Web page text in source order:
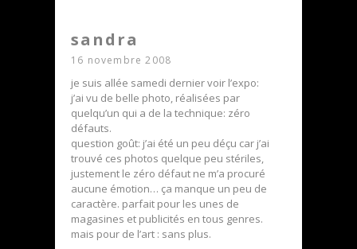
sandra
16 novembre 2008
je suis allée samedi dernier voir l’expo:
j’ai vu de belle photo, réalisées par
quelqu’un qui a de la technique: zéro
défauts.
question goût: j’ai été un peu déçu car j’ai
trouvé ces photos quelque peu stériles,
justement le zéro défaut ne m’a procuré
aucune émotion… ça manque un peu de
caractère. parfait pour les unes de
magasines et publicités en tous genres.
mais pour de l’art : sans plus.